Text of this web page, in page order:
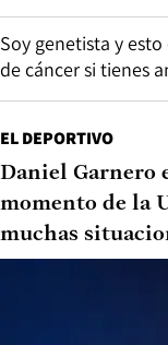
Soy genetista y
de cáncer si tienes
EL DEPORTIVO
Daniel Garnero
momento de la
muchas